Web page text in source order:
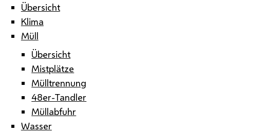
Übersicht
Klima
Müll
Übersicht
Mistplätze
Mülltrennung
48er-Tandler
Müllabfuhr
Wasser